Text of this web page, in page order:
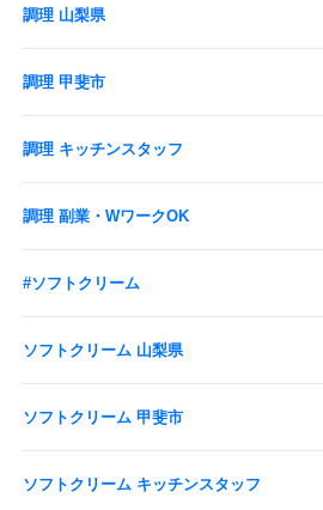
・アルコール消毒液の設置 など
皆様の安全を最優先し、
応募する
調理 山梨県
調理 甲斐市
調理 キッチンスタッフ
調理 副業・WワークOK
#ソフトクリーム
ソフトクリーム 山梨県
ソフトクリーム 甲斐市
ソフトクリーム キッチンスタッフ